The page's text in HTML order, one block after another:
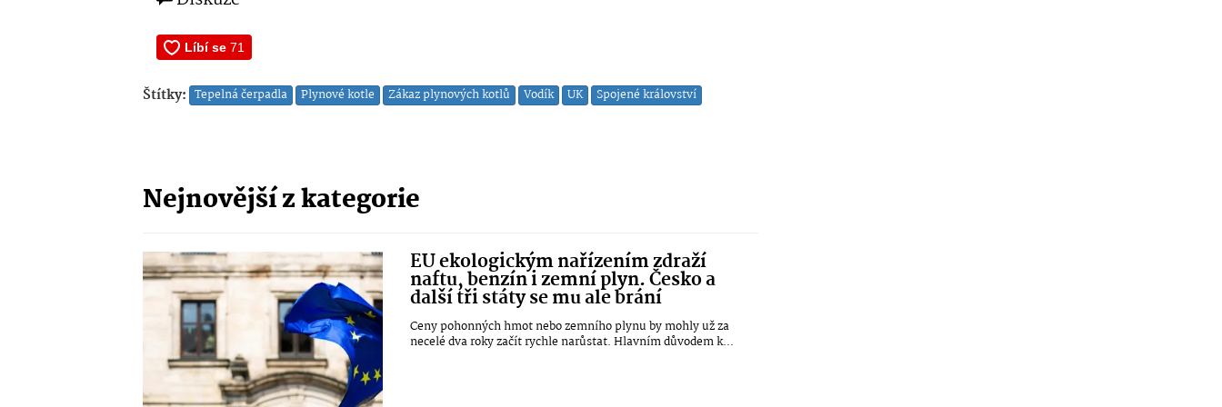
Štítky: Tepelná čerpadla Plynové kotle Zákaz plynových kotlů Vodík UK Spojené království
Nejnovější z kategorie
EU ekologickým nařízením zdraží
naftu, benzín i zemní plyn. Česko a
další tři státy se mu ale brání
Ceny pohonných hmot nebo zemního plynu by mohly už za
necelé dva roky začít rychle narůstat. Hlavním důvodem k...